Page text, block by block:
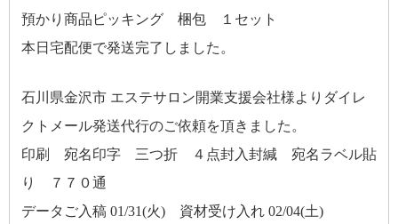
預かり商品ピッキング 梱包 １セット
本日宅配便で発送完了しました。
石川県金沢市 エステサロン開業支援会社様よりダイレ
クトメール発送代行のご依頼を頂きました。
印刷 宛名印字 三つ折 ４点封入封緘 宛名ラベル貼
り ７７０通
データご入稿 01/31(火) 資材受け入れ 02/04(土)